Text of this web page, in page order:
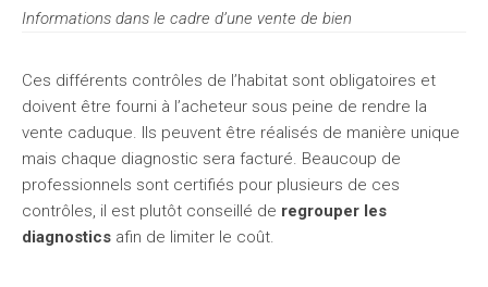
Informations dans le cadre d’une vente de bien
Ces différents contrôles de l’habitat sont obligatoires et
doivent être fourni à l’acheteur sous peine de rendre la
vente caduque. Ils peuvent être réalisés de manière unique
mais chaque diagnostic sera facturé. Beaucoup de
professionnels sont certifiés pour plusieurs de ces
contrôles, il est plutôt conseillé de regrouper les
diagnostics afin de limiter le coût.